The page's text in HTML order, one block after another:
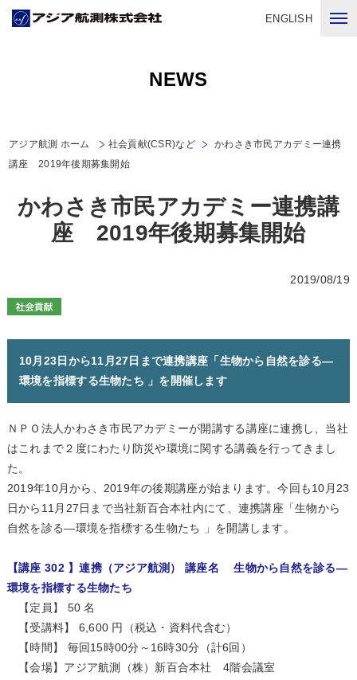
ENGLISH
NEWS
アジア航測 ホーム 社会貢献(CSR)など
かわさき市民アカデミー連携
講座 2019年後期募集開始
かわさき市民アカデミー連携講
座 2019年後期募集開始
2019/08/19
10月23日から11月27日まで連携講座「生物から自然を診る―
環境を指標する生物たち 」を開催します
ＮＰＯ法人かわさき市民アカデミーが開講する講座に連携し、当社
はこれまで２度にわたり防災や環境に関する講義を行ってきまし
た。
2019年10月から、2019年の後期講座が始まります。今回も10月23
日から11月27日まで当社新百合本社内にて、連携講座「生物から
自然を診る―環境を指標する生物たち 」を開講します。
【講座 302 】連携（アジア航測） 講座名 生物から自然を診る―
環境を指標する生物たち
【定員】 50 名
【受講料】 6,600 円（税込・資料代含む）
【時間】 毎回15時00分～16時30分（計6回）
【会場】アジア航測（株）新百合本社 4階会議室